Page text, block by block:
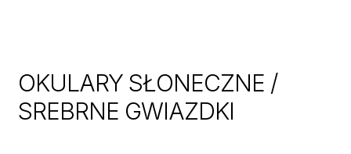
OKULARY SŁONECZNE /
SREBRNE GWIAZDKI